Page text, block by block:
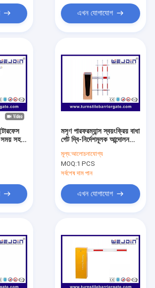
এখন যোগাযোগ
সহ
মসৃণ পারফরম্যান্স স্বয়ংক্রিয় বাধা
গেট দ্বি-নির্দেশমূলক আন্দোলন
মূল্য:আলোচনাযোগ্য
MOQ:1 PCS
সর্বশেষ দাম পান
এখন যোগাযোগ